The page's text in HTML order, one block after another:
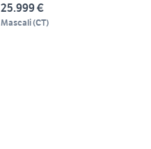
25.999 €
Mascali(CT)